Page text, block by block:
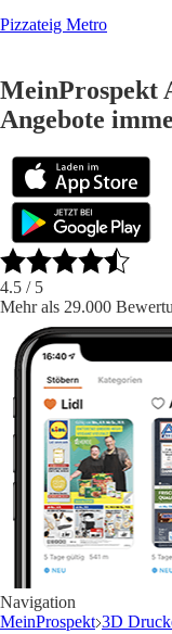
Pizzateig Metro
MeinProspekt
Angebote
4.5 / 5
Mehr als 29.000
Navigation
MeinProspekt 3D